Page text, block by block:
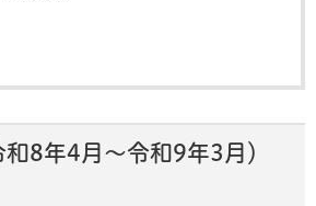
8年4月～令和9年3月）